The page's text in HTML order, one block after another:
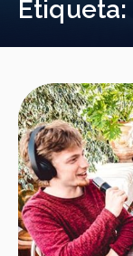
Etiqueta: